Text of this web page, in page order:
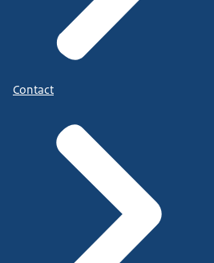
Contact